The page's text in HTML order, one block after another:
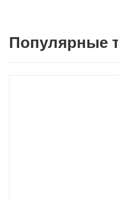
Популярные